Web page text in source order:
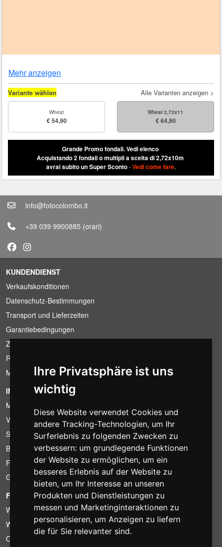
Ihre Privatsphäre ist uns
wichtig
Diese Website verwendet Cookies und
andere Tracking-Technologien, um Ihr
Surferlebnis zu folgenden Zwecken zu
verbessern: um grundlegende Funktionen
der Website zu ermöglichen, um ein
besseres Erlebnis auf der Website zu
bieten, um Ihr Interesse an unseren
Produkten und Dienstleistungen zu
messen und Marketinginteraktionen zu
personalisieren, um Anzeigen zu liefern
die für Sie relevanter sind.
Mehr anzeigen
Variante wählen Alle Varianten anzeigen >
Wheat
€ 54,90
Wheat 2,72x11
€ 64,90
Grande Promo fondali.Vedi elenco
Acquistando 2 fondali o multipli a scelta di 2,72x10m
avrai subito un Super Sconto-Vedi come fare.
info@fotocolombo.it
+39 039 9900885 (orari)
KUNDENDIENST
Verkaufskonditionen
Datenschutz-Bestimmungen
Transport und Lieferzeiten
Garantiebedingungen
Zahlungsbedingungen
Ruecktrittsrecht
MwSt-Bedingungen
INFORMATION
Mietbedingungen
Verkaufsangebote
Sparpakete
Billiger gefunden?
Finanzierung
Gebrauchtartikel
FOTOCOLOMBO.IT
Wer wir sind
Wo wir sind
Oeffnungszeiten